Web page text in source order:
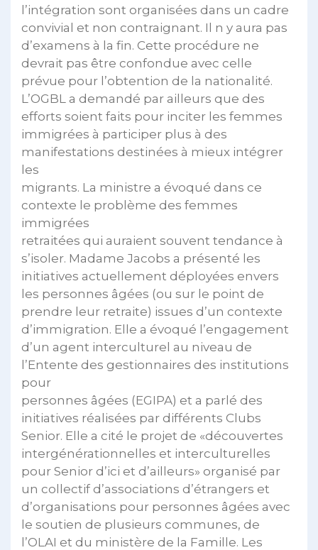
l’intégration sont organisées dans un cadre
convivial et non contraignant. Il n y aura pas
d’examens à la fin. Cette procédure ne
devrait pas être confondue avec celle
prévue pour l’obtention de la nationalité.
L’OGBL a demandé par ailleurs que des
efforts soient faits pour inciter les femmes
immigrées à participer plus à des
manifestations destinées à mieux intégrer
les
migrants. La ministre a évoqué dans ce
contexte le problème des femmes
immigrées
retraitées qui auraient souvent tendance à
s’isoler. Madame Jacobs a présenté les
initiatives actuellement déployées envers
les personnes âgées (ou sur le point de
prendre leur retraite) issues d’un contexte
d’immigration. Elle a évoqué l’engagement
d’un agent interculturel au niveau de
l’Entente des gestionnaires des institutions
pour
personnes âgées (EGIPA) et a parlé des
initiatives réalisées par différents Clubs
Senior. Elle a cité le projet de «découvertes
intergénérationnelles et interculturelles
pour Senior d’ici et d’ailleurs» organisé par
un collectif d’associations d’étrangers et
d’organisations pour personnes âgées avec
le soutien de plusieurs communes, de
l’OLAI et du ministère de la Famille. Les